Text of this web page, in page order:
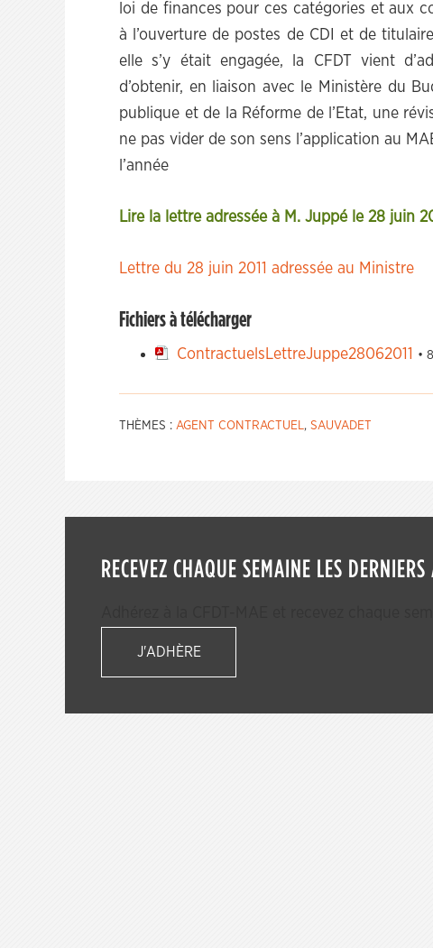
loi de finances pour ces catégories et aux
à l’ouverture de postes de CDI et de
elle s’y était engagée, la CFDT vient
d’obtenir, en liaison avec le Ministère du
publique et de la Réforme de l’Etat, une
ne pas vider de son sens l’application au
l’année
Lire la lettre adressée à M. Juppé le 28 juin
Lettre du 28 juin 2011 adressée au Ministre
Fichiers à télécharger
ContractuelsLettreJuppe28062011 •
THÈMES : AGENT CONTRACTUEL, SAUVADET
RECEVEZ CHAQUE SEMAINE LES DERNIERS
J'ADHÈRE